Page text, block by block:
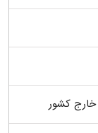
کشور